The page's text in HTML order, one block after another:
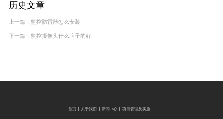
历史文章
上一篇： 监控防雷器怎么安装
下一篇： 监控摄像头什么牌子的好
首页 关于我们 新闻中心 项目管理及实施